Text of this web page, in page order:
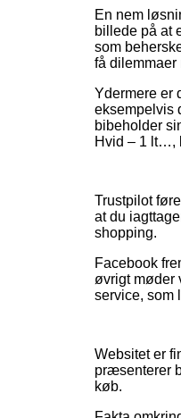
En nem
billede på at
som
få dilemmaer
Ydermere er
eksempelvis
bibeholder
Hvid – 1 lt…,
Trustpilot
at du
shopping.
Facebook
øvrigt møder
service, som
Websitet er
præsenterer
køb.